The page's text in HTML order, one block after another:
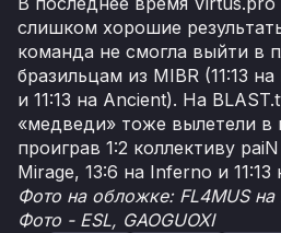
слишком хорошие
команда не смогла выйти в
бразильцам из MIBR (11:13
и 11:13 на Ancient). На
«медведи» тоже вылетели в
проиграв 1:2 коллективу
Mirage, 13:6 на Inferno и 11:13
Фото на обложке: FL4MUS на
Фото - ESL, GAOGUOXI